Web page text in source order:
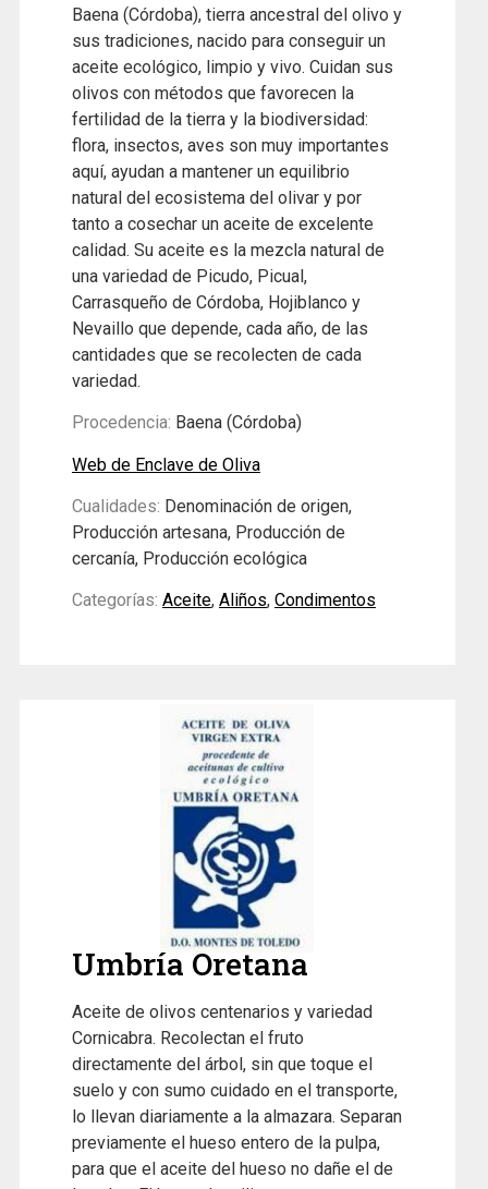
Baena (Córdoba), tierra ancestral del olivo y
sus tradiciones, nacido para conseguir un
aceite ecológico, limpio y vivo. Cuidan sus
olivos con métodos que favorecen la
fertilidad de la tierra y la biodiversidad:
flora, insectos, aves son muy importantes
aquí, ayudan a mantener un equilibrio
natural del ecosistema del olivar y por
tanto a cosechar un aceite de excelente
calidad. Su aceite es la mezcla natural de
una variedad de Picudo, Picual,
Carrasqueño de Córdoba, Hojiblanco y
Nevaillo que depende, cada año, de las
cantidades que se recolecten de cada
variedad.
Procedencia: Baena (Córdoba)
Web de Enclave de Oliva
Cualidades: Denominación de origen,
Producción artesana, Producción de
cercanía, Producción ecológica
Categorías: Aceite, Aliños, Condimentos
Umbría Oretana
Aceite de olivos centenarios y variedad
Cornicabra. Recolectan el fruto
directamente del árbol, sin que toque el
suelo y con sumo cuidado en el transporte,
lo llevan diariamente a la almazara. Separan
previamente el hueso entero de la pulpa,
para que el aceite del hueso no dañe el de